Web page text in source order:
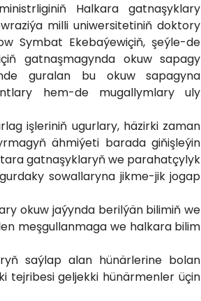
Halkara gatnaşyklary
milli uniwersitetiniň doktory
Symbat Ekebaýewiçiň, şeýle-de
gatnaşmagynda okuw sapagy
guralan bu okuw sapagyna
hem-de mugallymlary uly
işleriniň ugurlary, häzirki zaman
ähmiýeti barada giňişleýin
gatnaşyklaryň we parahatçylyk
sowallaryna jikme-jik jogap
okuw jaýynda berilýän bilimiň we
meşgullanmaga we halkara bilim
saýlap alan hünärlerine bolan
tejribesi geljekki hünärmenler üçin